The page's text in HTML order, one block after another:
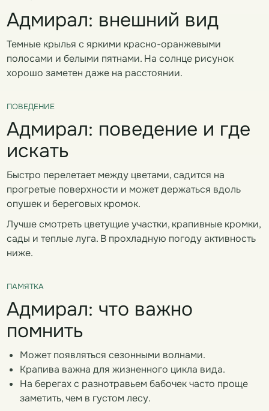
Адмирал: внешний вид
Темные крылья с яркими красно-оранжевыми
полосами и белыми пятнами. На солнце рисунок
хорошо заметен даже на расстоянии.
ПОВЕДЕНИЕ
Адмирал: поведение и где
искать
Быстро перелетает между цветами, садится на
прогретые поверхности и может держаться вдоль
опушек и береговых кромок.
Лучше смотреть цветущие участки, крапивные кромки,
сады и теплые луга. В прохладную погоду активность
ниже.
ПАМЯТКА
Адмирал: что важно
помнить
Может появляться сезонными волнами.
Крапива важна для жизненного цикла вида.
На берегах с разнотравьем бабочек часто проще
заметить, чем в густом лесу.